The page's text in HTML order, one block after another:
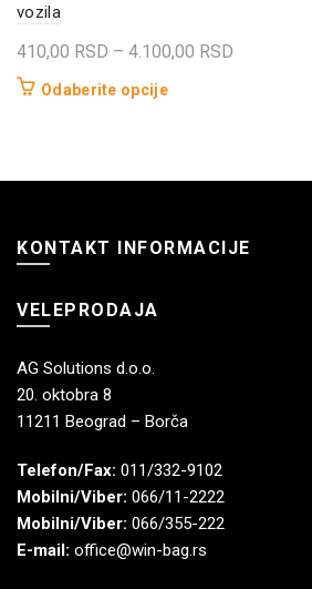
vozila
410,00 RSD – 4.100,00 RSD
Odaberite opcijeOvaj
mogu
KONTAKT INFORMACIJE
VELEPRODAJA
AG Solutions d.o.o.
20. oktobra 8
11211 Beograd – Borča
Telefon/Fax: 011/332-9102
Mobilni/Viber: 066/11-2222
Mobilni/Viber: 066/355-222
E-mail: office@win-bag.rs